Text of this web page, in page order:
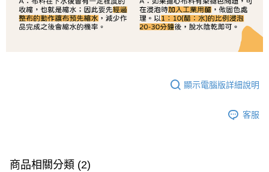
顯示電腦版詳細說明
客服
商品相關分類 (2)